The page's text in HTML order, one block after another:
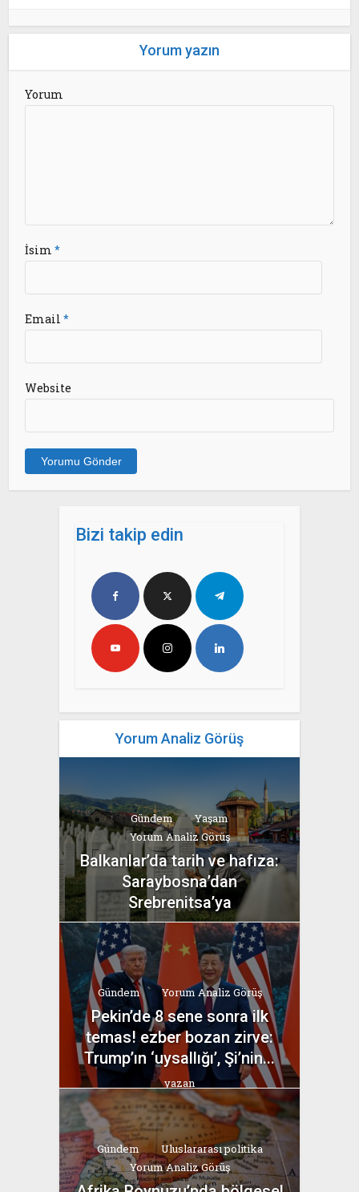
Yorum yazın
Yorum
İsim*
Email*
Website
Bizi takip edin
Yorum Analiz Görüş
Gündem
Yaşam
Yorum Analiz Görüş
Balkanlar’da tarih ve hafıza:
Saraybosna’dan
Srebrenitsa’ya
yazan
Bahri Ak
Gündem Yorum Analiz Görüş
Pekin’de 8 sene sonra ilk
temas! ezber bozan zirve:
Trump’ın ‘uysallığı’, Şi’nin...
yazan
Bahri Ak
Gündem
Uluslararası politika
Yorum Analiz Görüş